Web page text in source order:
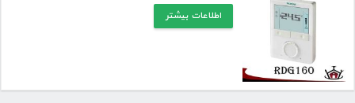
اطلاعات بیشتر